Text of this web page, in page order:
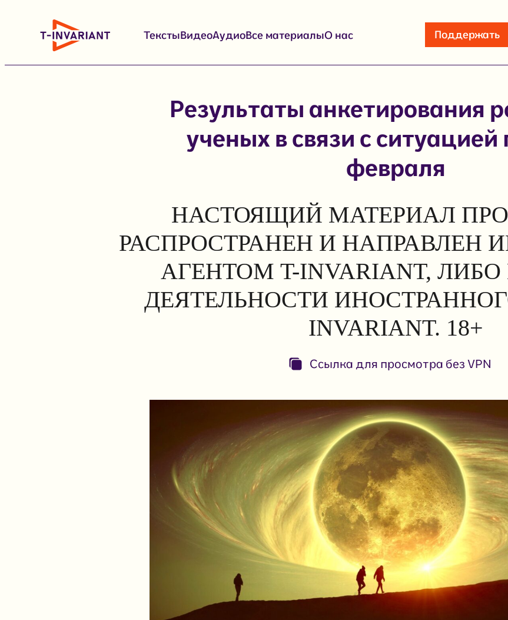
содержимому
ТекстыВидеоАудиоВсе материалыО нас Поддержать
Результаты анкетирования
ученых в связи с ситуацией
февраля
НАСТОЯЩИЙ МАТЕРИАЛ
РАСПРОСТРАНЕН И НАПРАВЛЕН
АГЕНТОМ T-INVARIANT,
ДЕЯТЕЛЬНОСТИ
INVARIANT. 18+
Ссылка для просмотра без VPN